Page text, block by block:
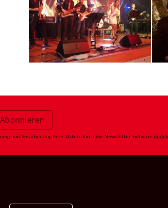
und Verarbeitung Ihrer Daten durch die Newsletter-Software